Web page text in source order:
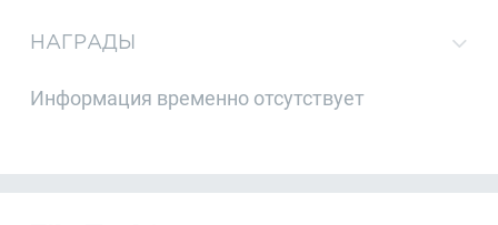
НАГРАДЫ
Информация временно отсутствует